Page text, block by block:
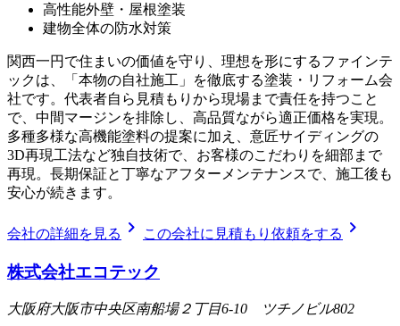
高性能外壁・屋根塗装
建物全体の防水対策
関西一円で住まいの価値を守り、理想を形にするファインテ
ックは、「本物の自社施工」を徹底する塗装・リフォーム会
社です。代表者自ら見積もりから現場まで責任を持つこと
で、中間マージンを排除し、高品質ながら適正価格を実現。
多種多様な高機能塗料の提案に加え、意匠サイディングの
3D再現工法など独自技術で、お客様のこだわりを細部まで
再現。長期保証と丁寧なアフターメンテナンスで、施工後も
安心が続きます。
会社の詳細を見る chevron_right この会社に見積もり依頼をする chevron_right
株式会社エコテック
大阪府大阪市中央区南船場２丁目6-10 ツチノビル802